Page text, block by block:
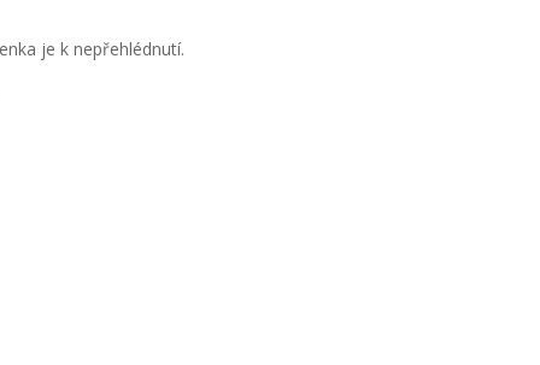
je k nepřehlédnutí.